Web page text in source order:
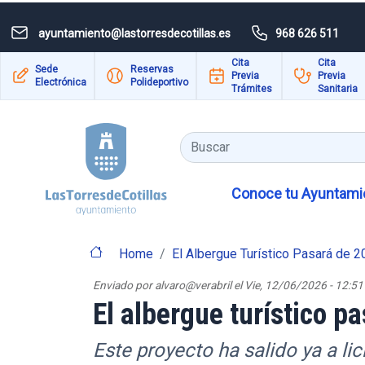
ayuntamiento@lastorresdecotillas.es 968 626 511
Sede
Electrónica
Reservas
Polideportivo
Cita
Previa
Trámites
Cita
Previa
Sanitaria
Buscar
Conoce tu
Home El Albergue Turístico Pasará de
Enviado por alvaro@verabril elVie, 12/06/2026 - 12:51
El albergue turístico
Este proyecto ha salido ya a